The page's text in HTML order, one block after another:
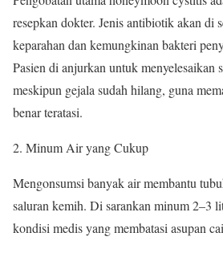
resepkan dokter. Jenis antibiotik akan di
keparahan dan kemungkinan bakteri
Pasien di anjurkan untuk menyelesaikan
meskipun gejala sudah hilang, guna
benar teratasi.
Minum Air yang Cukup
Mengonsumsi banyak air membantu
saluran kemih. Di sarankan minum 2–3
kondisi medis yang membatasi asupan